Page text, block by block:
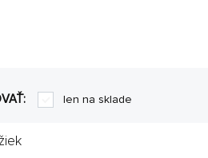
len na sklade